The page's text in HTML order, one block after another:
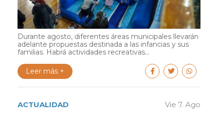
Durante agosto, diferentes áreas municipales llevarán
adelante propuestas destinada a las infancias y sus
familias. Habrá actividades recreativas...
Leer más +
ACTUALIDAD Vie 7. Ago